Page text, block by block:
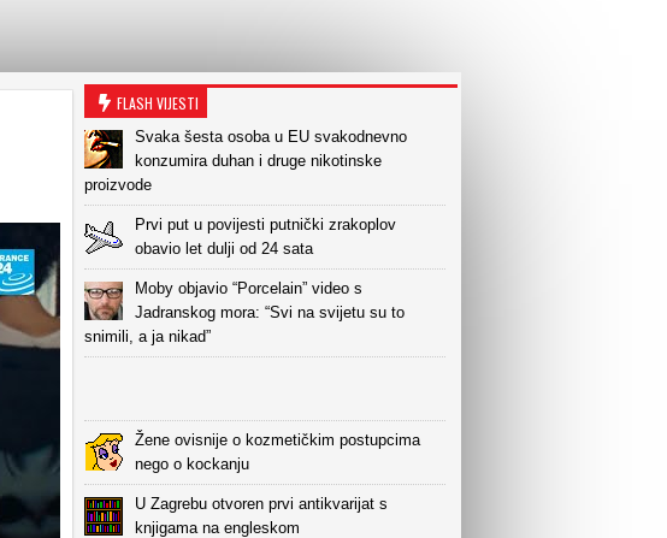
FLASH VIJESTI
Svaka šesta osoba u EU svakodnevno
konzumira duhan i druge nikotinske
proizvode
Prvi put u povijesti putnički zrakoplov
obavio let dulji od 24 sata
Moby objavio “Porcelain” video s
Jadranskog mora: “Svi na svijetu su to
snimili, a ja nikad”
Žene ovisnije o kozmetičkim postupcima
nego o kockanju
U Zagrebu otvoren prvi antikvarijat s
knjigama na engleskom